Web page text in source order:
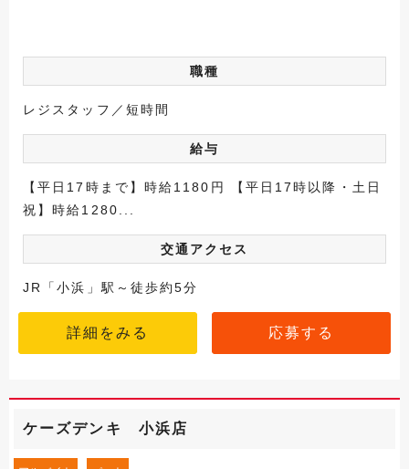
職種
レジスタッフ／短時間
給与
【平日17時まで】時給1180円 【平日17時以降・土日
祝】時給1280...
交通アクセス
JR「小浜」駅～徒歩約5分
詳細をみる 応募する
ケーズデンキ 小浜店